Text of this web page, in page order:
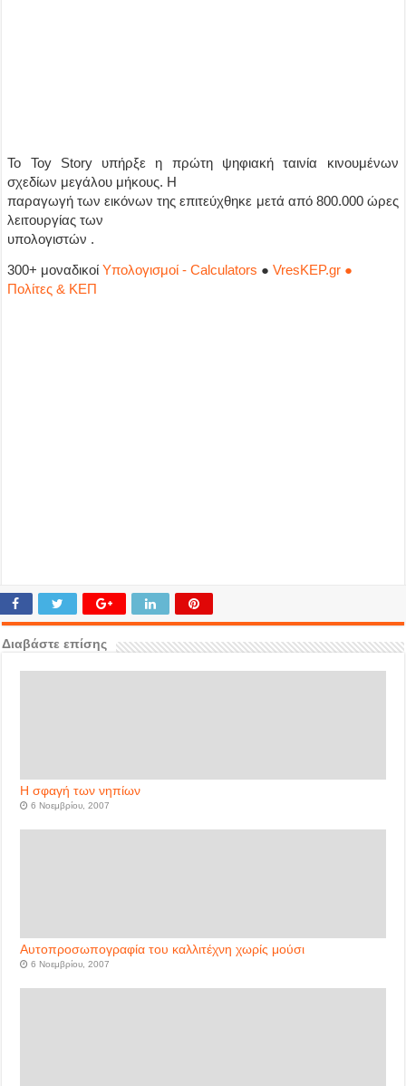
Το Toy Story υπήρξε η πρώτη ψηφιακή ταινία κινουμένων
σχεδίων μεγάλου μήκους. Η
παραγωγή των εικόνων της επιτεύχθηκε μετά από 800.000 ώρες
λειτουργίας των
υπολογιστών .
300+ μοναδικοίΥπολογισμοί - Calculators ●VresKEP.gr ●
Πολίτες & ΚΕΠ
Διαβάστε επίσης
Η σφαγή των νηπίων
6 Νοεμβρίου, 2007
Αυτοπροσωπογραφία του καλλιτέχνη χωρίς μούσι
6 Νοεμβρίου, 2007